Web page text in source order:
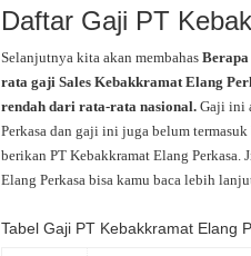
Daftar Gaji PT
Selanjutnya kita akan membahas
rata gaji Sales Kebakkramat Elang
rendah dari rata-rata nasional. Gaji ini
Perkasa dan gaji ini juga belum
berikan PT Kebakkramat Elang
Elang Perkasa bisa kamu baca lebih
Tabel Gaji PT Kebakkramat Elang